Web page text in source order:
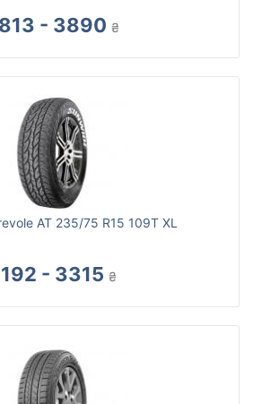
- 3890 ₴
AT 235/75 R15 109T XL
- 3315 ₴